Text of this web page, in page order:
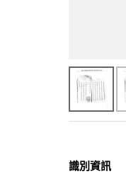
識別資訊